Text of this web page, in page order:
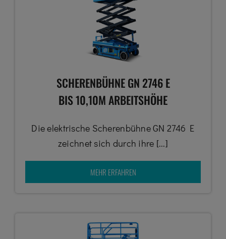
SCHERENBÜHNE GN 2746 E
BIS 10,10M ARBEITSHÖHE
Die elektrische Scherenbühne GN 2746 E
zeichnet sich durch ihre [...]
MEHR ERFAHREN